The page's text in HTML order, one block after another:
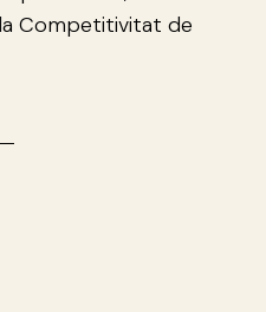
Competitivitat de